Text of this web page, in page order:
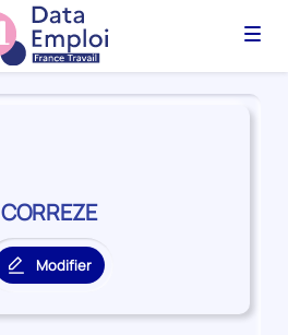
Menu
CORREZE
Modifier
le
principal